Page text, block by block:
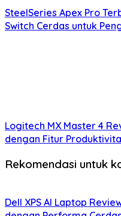
SteelSeries Apex Pro
Switch Cerdas untuk
Logitech MX Master 4
dengan Fitur
Rekomendasi untuk
Dell XPS AI Laptop